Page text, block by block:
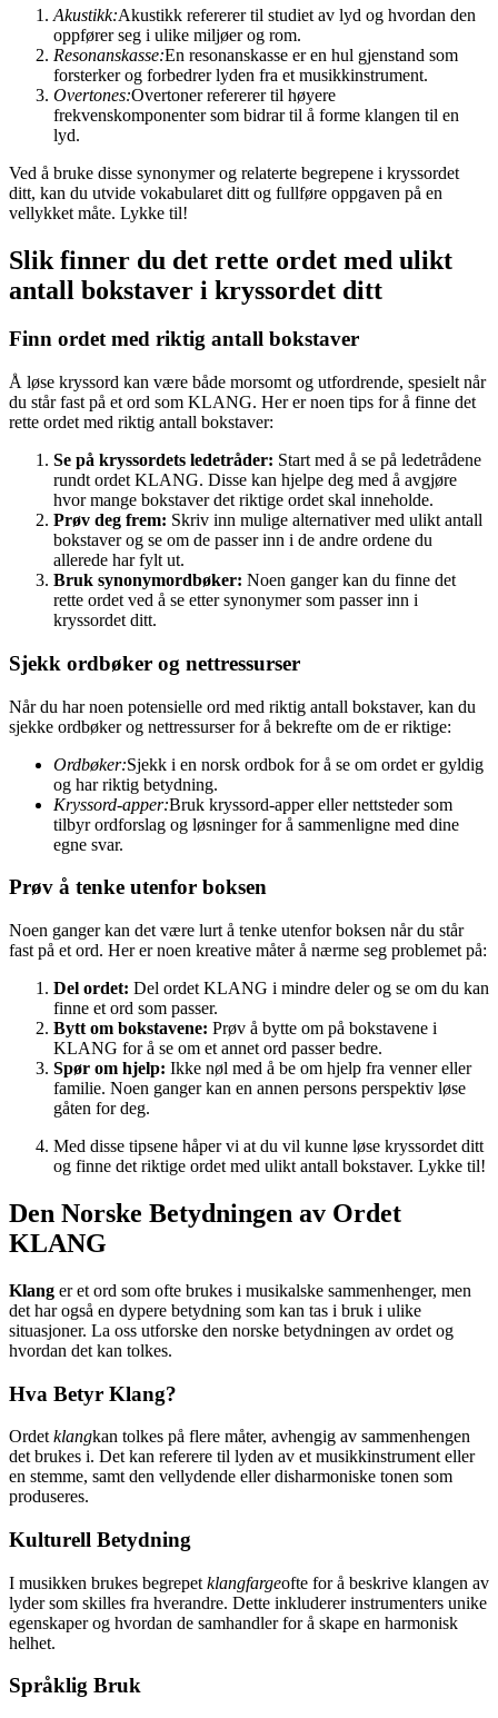
Akustikk:Akustikk refererer til studiet av lyd og hvordan den
oppfører seg i ulike miljøer og rom.
Resonanskasse:En resonanskasse er en hul gjenstand som
forsterker og forbedrer lyden fra et musikkinstrument.
Overtones:Overtoner refererer til høyere
frekvenskomponenter som bidrar til å forme klangen til en
lyd.
Ved å bruke disse synonymer og relaterte begrepene i kryssordet
ditt, kan du utvide vokabularet ditt og fullføre oppgaven på en
vellykket måte. Lykke til!
Slik finner du det rette ordet med ulikt
antall bokstaver i kryssordet ditt
Finn ordet med riktig antall bokstaver
Å løse kryssord kan være både morsomt og utfordrende, spesielt når
du står fast på et ord som KLANG. Her er noen tips for å finne det
rette ordet med riktig antall bokstaver:
Se på kryssordets ledetråder: Start med å se på ledetrådene
rundt ordet KLANG. Disse kan hjelpe deg med å avgjøre
hvor mange bokstaver det riktige ordet skal inneholde.
Prøv deg frem: Skriv inn mulige alternativer med ulikt antall
bokstaver og se om de passer inn i de andre ordene du
allerede har fylt ut.
Bruk synonymordbøker: Noen ganger kan du finne det
rette ordet ved å se etter synonymer som passer inn i
kryssordet ditt.
Sjekk ordbøker og nettressurser
Når du har noen potensielle ord med riktig antall bokstaver, kan du
sjekke ordbøker og nettressurser for å bekrefte om de er riktige:
Ordbøker:Sjekk i en norsk ordbok for å se om ordet er gyldig
og har riktig betydning.
Kryssord-apper:Bruk kryssord-apper eller nettsteder som
tilbyr ordforslag og løsninger for å sammenligne med dine
egne svar.
Prøv å tenke utenfor boksen
Noen ganger kan det være lurt å tenke utenfor boksen når du står
fast på et ord. Her er noen kreative måter å nærme seg problemet på:
Del ordet: Del ordet KLANG i mindre deler og se om du kan
finne et ord som passer.
Bytt om bokstavene: Prøv å bytte om på bokstavene i
KLANG for å se om et annet ord passer bedre.
Spør om hjelp: Ikke nøl med å be om hjelp fra venner eller
familie. Noen ganger kan en annen persons perspektiv løse
gåten for deg.
Med disse tipsene håper vi at du vil kunne løse kryssordet ditt
og finne det riktige ordet med ulikt antall bokstaver. Lykke til!
Den Norske Betydningen av Ordet
KLANG
Klang er et ord som ofte brukes i musikalske sammenhenger, men
det har også en dypere betydning som kan tas i bruk i ulike
situasjoner. La oss utforske den norske betydningen av ordet og
hvordan det kan tolkes.
Hva Betyr Klang?
Ordet klangkan tolkes på flere måter, avhengig av sammenhengen
det brukes i. Det kan referere til lyden av et musikkinstrument eller
en stemme, samt den vellydende eller disharmoniske tonen som
produseres.
Kulturell Betydning
I musikken brukes begrepet klangfargeofte for å beskrive klangen av
lyder som skilles fra hverandre. Dette inkluderer instrumenters unike
egenskaper og hvordan de samhandler for å skape en harmonisk
helhet.
Språklig Bruk